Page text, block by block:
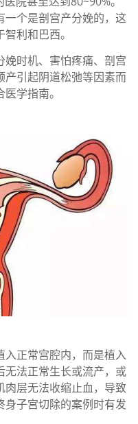
个是剖宫产分娩的，这
利和巴西。
时机、害怕疼痛、剖宫
产引起阴道松弛等因素而
学指南。
正常宫腔内，而是植入
无法正常生长或流产，或
肉层无法收缩止血，导致
子宫切除的案例时有发